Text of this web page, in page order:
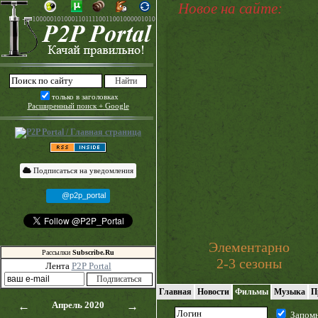
только в заголовках
Расширенный поиск + Google
Подписаться на уведомления
@p2p_portal
Рассылки Subscribe.Ru
Лента P2P Portal
← Апрель 2020 →
Новое на сайте:
Элементарно
2-3 сезоны
Главная Новости Фильмы Музыка